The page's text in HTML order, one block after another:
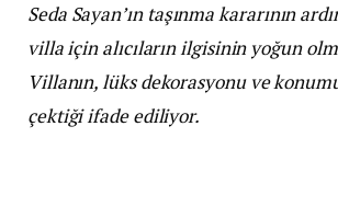
Seda Sayan’ın taşınma kararının
villa için alıcıların ilgisinin yoğun
Villanın, lüks dekorasyonu ve
çektiği ifade ediliyor.